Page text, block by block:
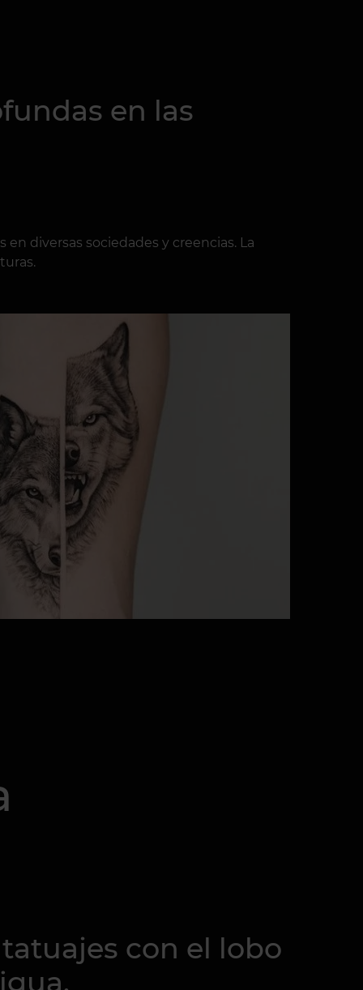
en las
diversas sociedades y creencias. La
con el lobo